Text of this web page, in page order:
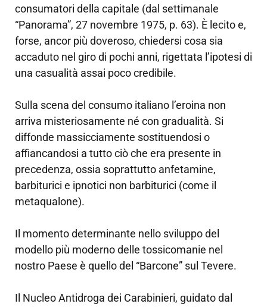
consumatori della capitale (dal settimanale
“Panorama”, 27 novembre 1975, p. 63). È lecito e,
forse, ancor più doveroso, chiedersi cosa sia
accaduto nel giro di pochi anni, rigettata l’ipotesi di
una casualità assai poco credibile.
Sulla scena del consumo italiano l’eroina non
arriva misteriosamente né con gradualità. Si
diffonde massicciamente sostituendosi o
affiancandosi a tutto ciò che era presente in
precedenza, ossia soprattutto anfetamine,
barbiturici e ipnotici non barbiturici (come il
metaqualone).
Il momento determinante nello sviluppo del
modello più moderno delle tossicomanie nel
nostro Paese è quello del “Barcone” sul Tevere.
Il Nucleo Antidroga dei Carabinieri, guidato dal